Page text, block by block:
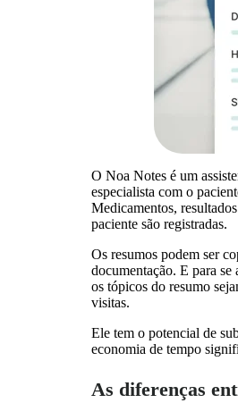
O Noa Notes é um
especialista com o
Medicamentos,
paciente são registradas.
Os resumos podem ser
documentação. E para se
os tópicos do resumo
visitas.
Ele tem o potencial de
economia de tempo
As diferenças